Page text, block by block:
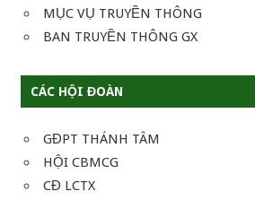
MỤC VỤ TRUYỀN THÔNG
BAN TRUYỀN THÔNG GX
CÁC HỘI ĐOÀN
GĐPT THÁNH TÂM
HỘI CBMCG
CĐ LCTX